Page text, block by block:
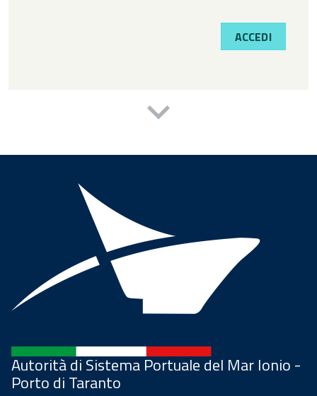
ACCEDI
Autorità di Sistema Portuale del Mar Ionio -
Porto di Taranto